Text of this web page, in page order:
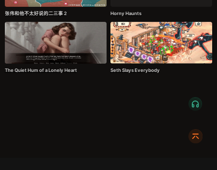
张伟和他不太好说的二三事 2 Horny Haunts
The Quiet Hum of a Lonely Heart Seth Slays Everybody